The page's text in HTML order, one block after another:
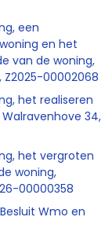
een
en het
van de woning,
Z2025-00002068
het realiseren
34,
het vergroten
woning,
00000358
Wmo en